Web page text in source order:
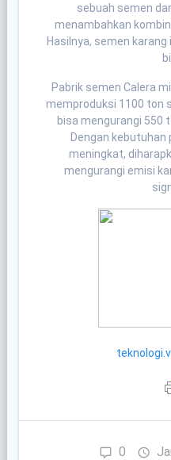
sebuah semen
menambahkan
Hasilnya, semen
Pabrik semen Calera
memproduksi 1100 ton
bisa mengurangi 550
Dengan
meningkat,
mengurangi emisi
0